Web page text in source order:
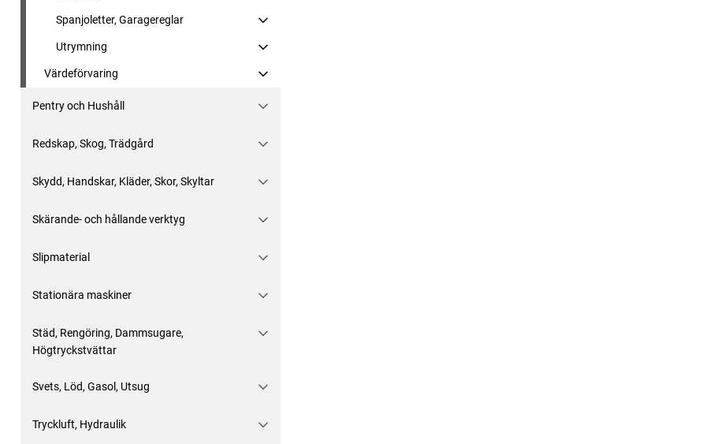
Spanjoletter, Garagereglar
Utrymning
Värdeförvaring
Pentry och Hushåll
Redskap, Skog, Trädgård
Skydd, Handskar, Kläder, Skor, Skyltar
Skärande- och hållande verktyg
Slipmaterial
Stationära maskiner
Städ, Rengöring, Dammsugare,
Högtryckstvättar
Svets, Löd, Gasol, Utsug
Tryckluft, Hydraulik